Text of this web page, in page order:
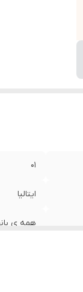
01
ایتالیا
همه ی